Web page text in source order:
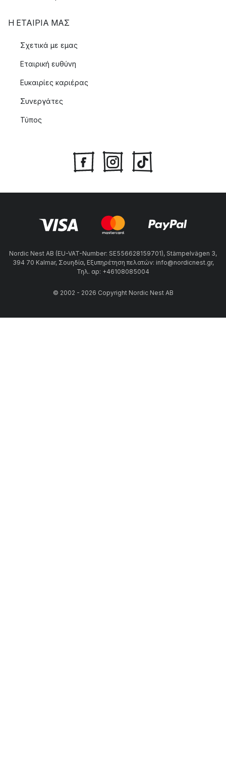
Η ΕΤΑΊΡΙΑ ΜΑΣ
Σχετικά με εμας
Εταιρική ευθύνη
Ευκαιρίες καριέρας
Συνεργάτες
Τύπος
Nordic Nest AB (EU-VAT-Number: SE556628159701), Stämpelvägen 3,
394 70 Kalmar, Σουηδία, Εξυπηρέτηση πελατών: info@nordicnest.gr,
Τηλ. αρ: +46108085004
© 2002 - 2026 Copyright Nordic Nest AB